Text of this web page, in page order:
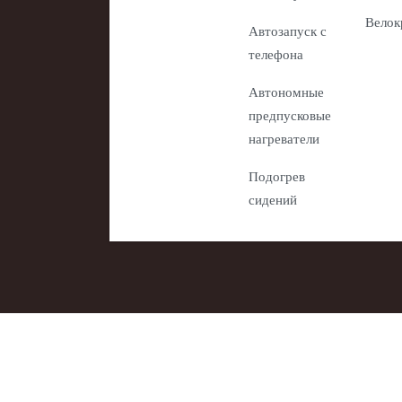
Автозапуск с
телефона
Автономные
предпусковые
нагреватели
Подогрев
сидений